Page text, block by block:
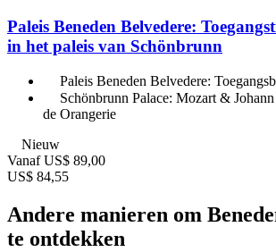
Paleis Beneden Belvedere:
in het paleis van Schönbrunn
Paleis Beneden Belvedere:
Schönbrunn Palace: Mozart &
de Orangerie
Nieuw
Vanaf US$ 89,00
US$ 84,55
Andere manieren om
te ontdekken